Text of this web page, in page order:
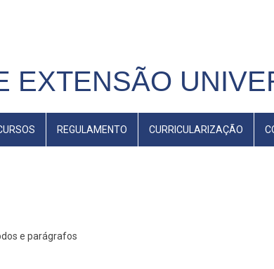
EXTENSÃO
REGULAMENTO CURRICULARIZAÇÃO
e parágrafos